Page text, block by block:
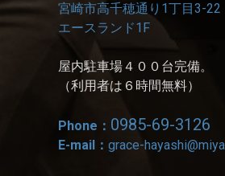
宮崎市高千穂通り1丁目3-22
エースランド1F
屋内駐車場４００台完備。
（利用者は６時間無料）
Phone： 0985-69-3126
E-mail： grace-